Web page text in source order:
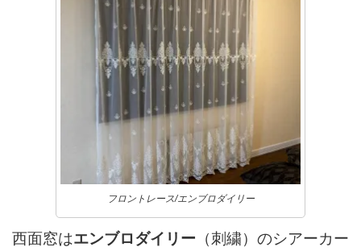
フロントレース/エンブロダイリー
西面窓はエンブロダイリー （刺繍）のシアーカー